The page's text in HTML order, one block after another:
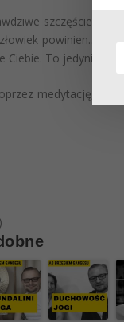
szczęście
powinien…”.
Ciebie. To jedynie
medytację,